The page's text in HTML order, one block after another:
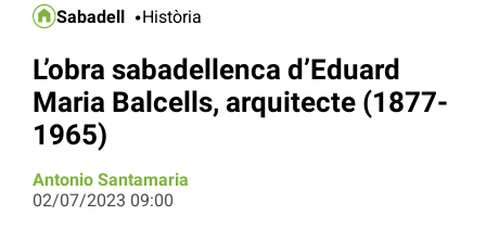
Sabadell Història
L’obra sabadellenca d’Eduard
Maria Balcells, arquitecte (1877-
1965)
Antonio Santamaria
02/07/2023 09:00